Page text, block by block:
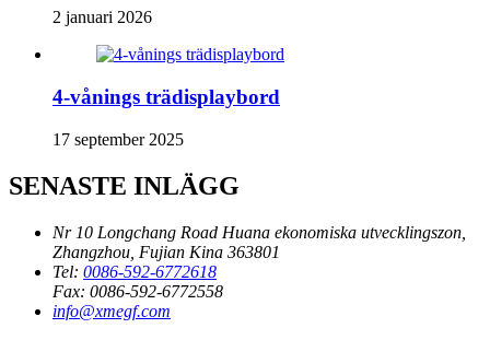
2 januari 2026
4-vånings trädisplaybord
17 september 2025
SENASTE INLÄGG
Nr 10 Longchang Road Huana ekonomiska utvecklingszon,
Zhangzhou, Fujian Kina 363801
Tel: 0086-592-6772618
Fax: 0086-592-6772558
info@xmegf.com